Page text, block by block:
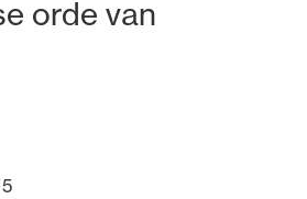
postadres
orde van